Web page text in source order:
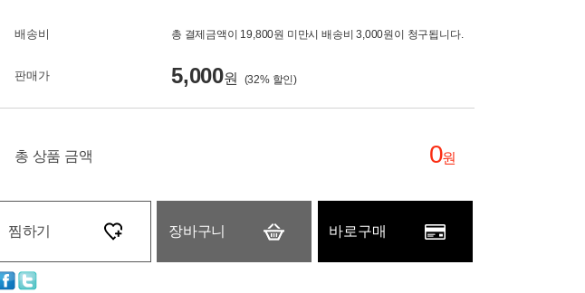
배송비 총 결제금액이 19,800원 미만시 배송비 3,000원이 청구됩니다.
판매가 5,000원 (32% 할인)
총 상품 금액 0원
찜하기 장바구니 바로구매